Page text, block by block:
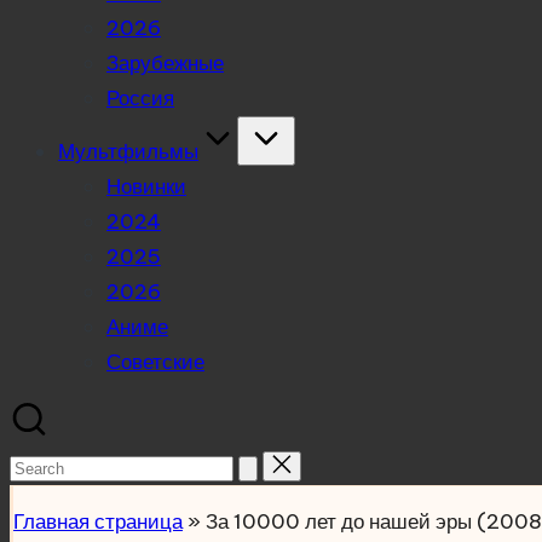
2026
Зарубежные
Россия
Мультфильмы
Новинки
2024
2025
2026
Аниме
Советские
Search
Главная страница» За 10000 лет до нашей эры